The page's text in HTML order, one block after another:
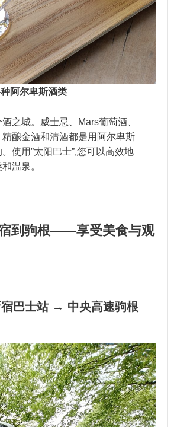
阿尔卑斯酒类
之城。威士忌、Mars葡萄酒、
酿金酒和清酒都是用阿尔卑斯
使用”太阳巴士”,您可以高效地
温泉。
到驹根——享受美食与观
巴士站 → 中央高速驹根